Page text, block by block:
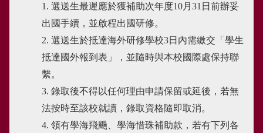
1. 選送生最遲應於獲補助次年度10月31日前辦妥
出國手續，並啟程出國研修。
2. 選送生於抵達海外研修學校3日內需繳交「學生
抵達國外報到表」，並隨時與本校國際處保持聯
繫。
3. 錄取後不得以任何理由申請保留或延後，若無
法按時至該校就讀，錄取資格隨即取消。
4. 領有學海飛颺、學海惜珠補助款，若有下列各